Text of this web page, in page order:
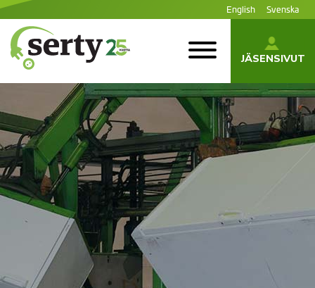
Siirry
sisältöön
English Svenska
SERTY | SER-
tuottajayhteisö
JÄSENSIVUT